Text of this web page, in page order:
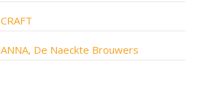
CRAFT
ANNA, De Naeckte Brouwers